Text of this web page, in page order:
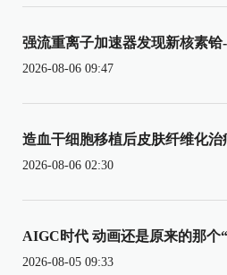
强流重离子加速器发现新核素铪
2026-08-06 09:47
造血干细胞移植后皮肤纤维化治
2026-08-06 02:30
AIGC时代 动画还是原来的那个
2026-08-05 09:33